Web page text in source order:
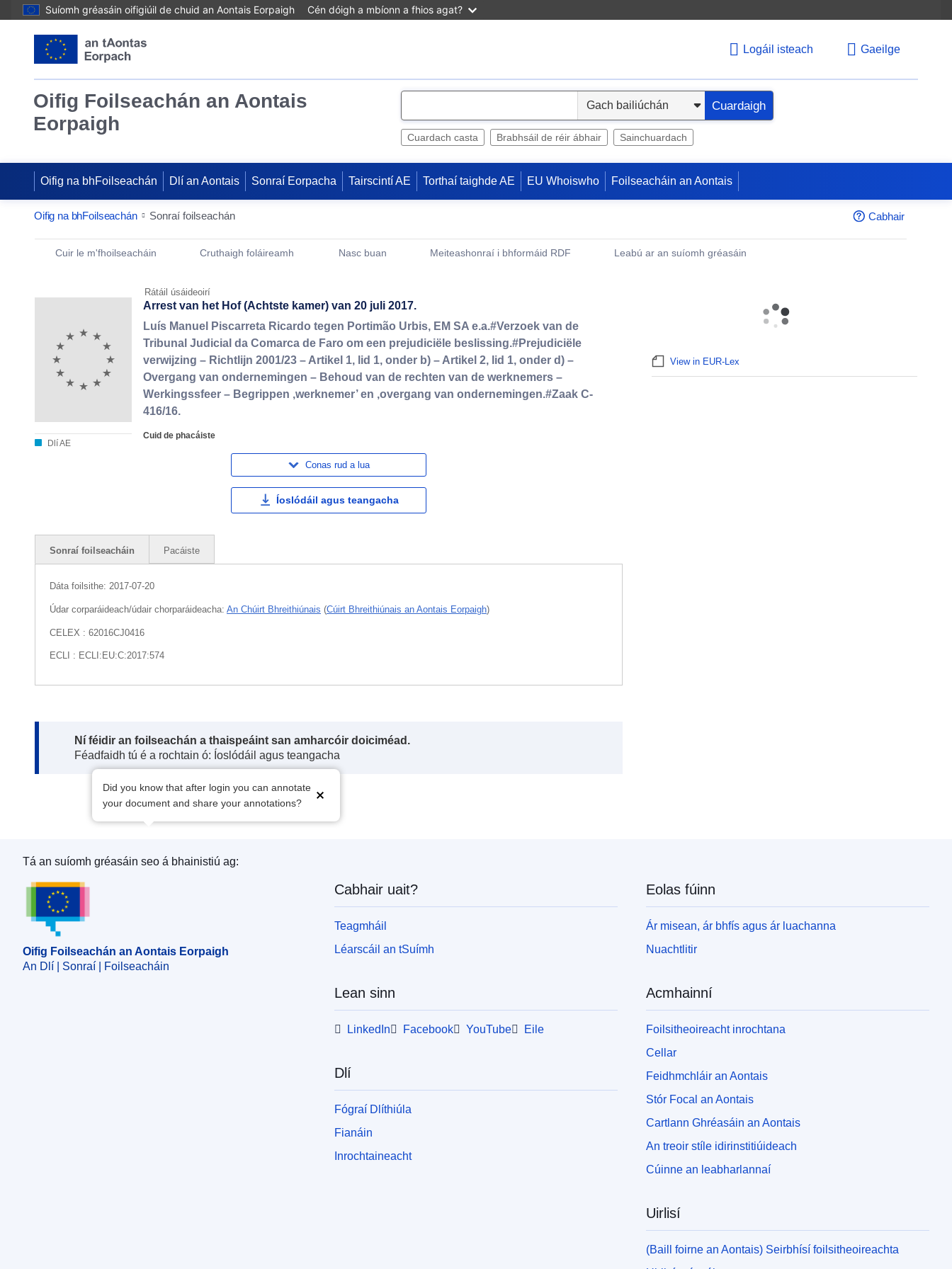
Suíomh gréasáin oifigiúil de chuid an Aontais Eorpaigh Cén dóigh a mbíonn a fhios agat?
Logáil isteach Gaeilge
Oifig Foilseachán an Aontais
Eorpaigh
e
Cuardaigh
Cuardach casta Brabhsáil de réir ábhair Sainchuardach
Oifig na bhFoilseachán Dlí an Aontais Sonraí Eorpacha Tairscintí AE Torthaí taighde AE EU Whoiswho Foilseacháin an Aontais
Oifig na bhFoilseachán Sonraí foilseachán Cabhair
Publication Detail Actions Portlet
Cuir le m'fhoilseacháin Cruthaigh foláireamh Nasc buan
Meiteashonraí i bhformáid RDF
Leabú ar an suíomh gréasáin
Rátáil úsáideoirí
Dlí AE
Arrest van het Hof (Achtste kamer) van 20 juli 2017.
Luís Manuel Piscarreta Ricardo tegen Portimão Urbis, EM SA e.a.#Verzoek van de
Tribunal Judicial da Comarca de Faro om een prejudiciële beslissing.#Prejudiciële
verwijzing – Richtlijn 2001/23 – Artikel 1, lid 1, onder b) – Artikel 2, lid 1, onder d) –
Overgang van ondernemingen – Behoud van de rechten van de werknemers –
Werkingssfeer – Begrippen ‚werknemer’ en ‚overgang van ondernemingen.#Zaak C-
416/16.
Cuid de phacáiste
Conas rud a lua
Íoslódáil agus teangacha
Sonraí foilseacháin Pacáiste
Dáta foilsithe: 2017-07-20
Údar corparáideach/údair chorparáideacha: An Chúirt Bhreithiúnais (Cúirt Bhreithiúnais an Aontais Eorpaigh)
CELEX : 62016CJ0416
ECLI : ECLI:EU:C:2017:574
Note:
Ní féidir an foilseachán a thaispeáint san amharcóir doiciméad.
Féadfaidh tú é a rochtain ó: Íoslódáil agus teangacha
Did you know that after login you can annotate
your document and share your annotations?
View in EUR-Lex
Oifig Foilseachán an Aontais Eorpaigh
Tá an suíomh gréasáin seo á bhainistiú ag:
Oifig Foilseachán an Aontais Eorpaigh
An Dlí | Sonraí | Foilseacháin
Cabhair uait?
Teagmháil
Léarscáil an tSuímh
Lean sinn
LinkedIn Facebook YouTube Eile
Dlí
Fógraí Dlíthiúla
Fianáin
Inrochtaineacht
Eolas fúinn
Ár misean, ár bhfís agus ár luachanna
Nuachtlitir
Acmhainní
Foilsitheoireacht inrochtana
Cellar
Feidhmchláir an Aontais
Stór Focal an Aontais
Cartlann Ghréasáin an Aontais
An treoir stíle idirinstitiúideach
Cúinne an leabharlannaí
Uirlisí
(Baill foirne an Aontais) Seirbhísí foilsitheoireachta